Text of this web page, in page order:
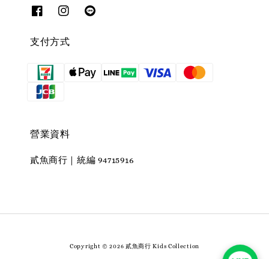
支付方式
營業資料
貳魚商行｜統編 94715916
Copyright © 2026 貳魚商行 Kids Collection